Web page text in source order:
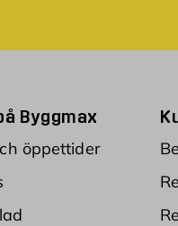
Byggmax
öppettider